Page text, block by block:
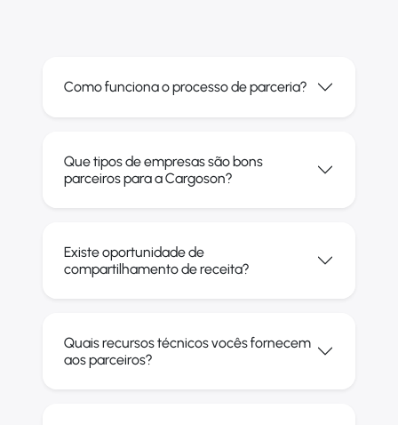
Como funciona o processo de parceria?
Que tipos de empresas são bons
parceiros para a Cargoson?
Existe oportunidade de
compartilhamento de receita?
Quais recursos técnicos vocês fornecem
aos parceiros?